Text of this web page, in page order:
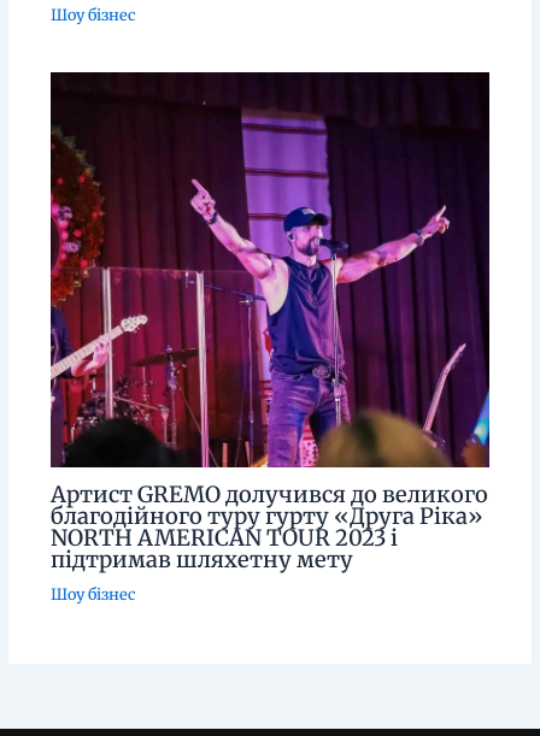
Шоу бізнес
Артист GREMO долучився до великого
благодійного туру гурту «Друга Ріка»
NORTH AMERICAN TOUR 2023 і
підтримав шляхетну мету
Шоу бізнес